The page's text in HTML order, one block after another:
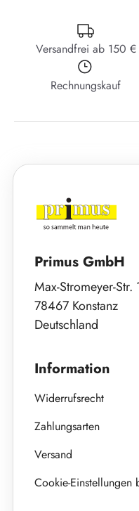
Versandfrei ab 150 €
Rechnungskauf
Primus GmbH
Max-Stromeyer-Str.
78467 Konstanz
Deutschland
Information
Widerrufsrecht
Zahlungsarten
Versand
Cookie-Einstellungen